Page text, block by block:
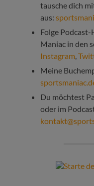
tausche dich
aus:
Folge
Maniac in den
Instagram,
Meine
Du möchtest
oder im